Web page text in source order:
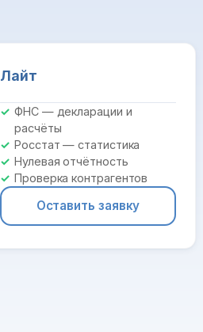
Лайт
ФНС — декларации и
расчёты
Росстат — статистика
Нулевая отчётность
Проверка контрагентов
Оставить заявку